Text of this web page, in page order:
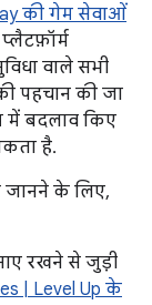
की गेम सेवाओं
वाले सभी
पहचान की जा
में बदलाव किए
है.
जानने के लिए,
रखने से जुड़ी
| Level Up के